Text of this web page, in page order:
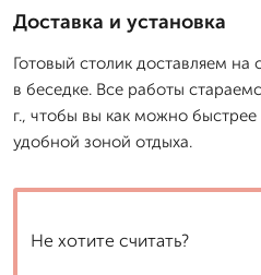
Доставка и установка
Готовый столик доставляем
в беседке. Все работы
г., чтобы вы как можно быстрее
удобной зоной отдыха.
Не хотите считать?